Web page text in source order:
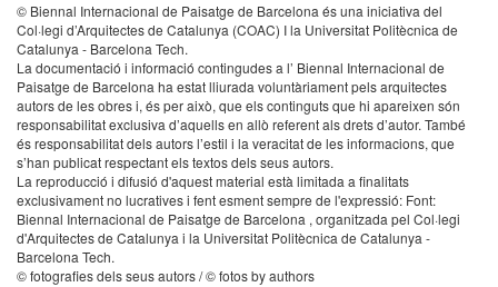
© Biennal Internacional de Paisatge de Barcelona és una iniciativa del
Col·legi d’Arquitectes de Catalunya (COAC) I la Universitat Politècnica de
Catalunya - Barcelona Tech.
La documentació i informació contingudes a l’ Biennal Internacional de
Paisatge de Barcelona ha estat lliurada voluntàriament pels arquitectes
autors de les obres i, és per això, que els continguts que hi apareixen són
responsabilitat exclusiva d’aquells en allò referent als drets d’autor. També
és responsabilitat dels autors l’estil i la veracitat de les informacions, que
s’han publicat respectant els textos dels seus autors.
La reproducció i difusió d'aquest material està limitada a finalitats
exclusivament no lucratives i fent esment sempre de l'expressió: Font:
Biennal Internacional de Paisatge de Barcelona , organitzada pel Col·legi
d'Arquitectes de Catalunya i la Universitat Politècnica de Catalunya -
Barcelona Tech.
© fotografies dels seus autors / © fotos by authors